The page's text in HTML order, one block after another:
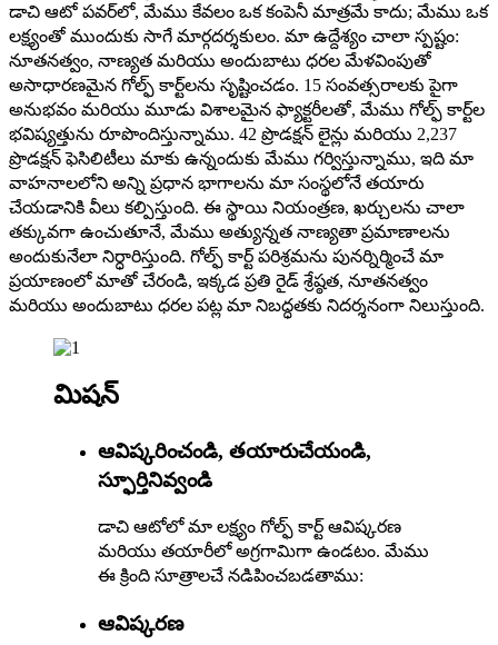
డాచి ఆటో పవర్‌లో, మేము కేవలం ఒక కంపెనీ మాత్రమే కాదు; మేము ఒక
లక్ష్యంతో ముందుకు సాగే మార్గదర్శకులం. మా ఉద్దేశ్యం చాలా స్పష్టం:
నూతనత్వం, నాణ్యత మరియు అందుబాటు ధరల మేళవింపుతో
అసాధారణమైన గోల్ఫ్ కార్ట్‌లను సృష్టించడం. 15 సంవత్సరాలకు పైగా
అనుభవం మరియు మూడు విశాలమైన ఫ్యాక్టరీలతో, మేము గోల్ఫ్ కార్ట్‌ల
భవిష్యత్తును రూపొందిస్తున్నాము. 42 ప్రొడక్షన్ లైన్లు మరియు 2,237
ప్రొడక్షన్ ఫెసిలిటీలు మాకు ఉన్నందుకు మేము గర్విస్తున్నాము, ఇది మా
వాహనాలలోని అన్ని ప్రధాన భాగాలను మా సంస్థలోనే తయారు
చేయడానికి వీలు కల్పిస్తుంది. ఈ స్థాయి నియంత్రణ, ఖర్చులను చాలా
తక్కువగా ఉంచుతూనే, మేము అత్యున్నత నాణ్యతా ప్రమాణాలను
అందుకునేలా నిర్ధారిస్తుంది. గోల్ఫ్ కార్ట్ పరిశ్రమను పునర్నిర్మించే మా
ప్రయాణంలో మాతో చేరండి, ఇక్కడ ప్రతి రైడ్ శ్రేష్ఠత, నూతనత్వం
మరియు అందుబాటు ధరల పట్ల మా నిబద్ధతకు నిదర్శనంగా నిలుస్తుంది.
మిషన్
ఆవిష్కరించండి, తయారుచేయండి,
స్ఫూర్తినివ్వండి
డాచి ఆటోలో మా లక్ష్యం గోల్ఫ్ కార్ట్ ఆవిష్కరణ
మరియు తయారీలో అగ్రగామిగా ఉండటం. మేము
ఈ క్రింది సూత్రాలచే నడిపించబడతాము:
ఆవిష్కరణ